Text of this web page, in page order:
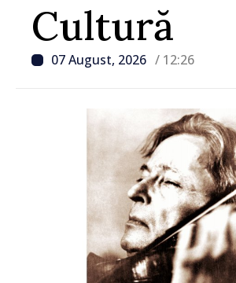
Cultură
07 August, 2026 / 12:26